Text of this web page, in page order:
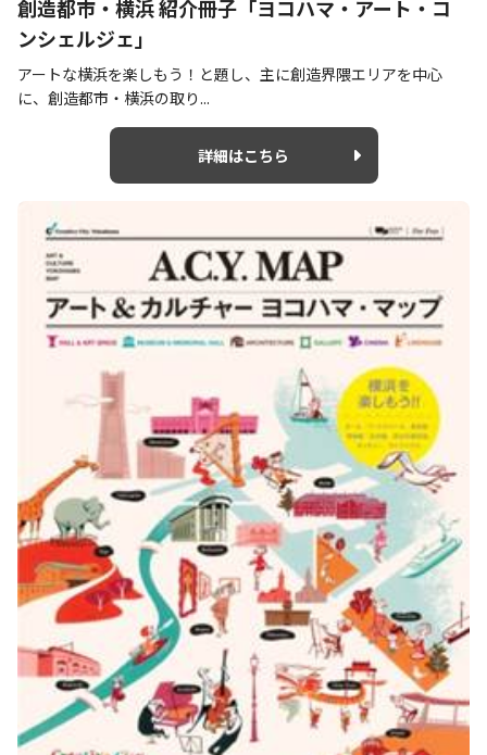
創造都市・横浜 紹介冊子「ヨコハマ・アート・コ
ンシェルジェ」
アートな横浜を楽しもう！と題し、主に創造界隈エリアを中心
に、創造都市・横浜の取り...
詳細はこちら